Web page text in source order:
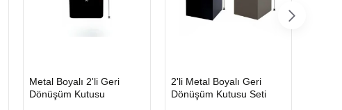
GÖNDERİ
Metal Boyalı 2'li Geri
Dönüşüm Kutusu
GÖNDERİ
2'li Metal Boyalı Geri
Dönüşüm Kutusu Seti